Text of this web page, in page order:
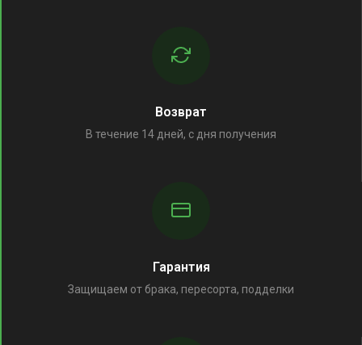
Возврат
В течение 14 дней, с дня получения
Гарантия
Защищаем от брака, пересорта, подделки